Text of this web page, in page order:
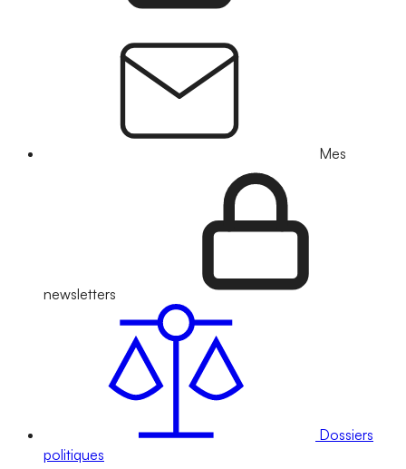
Mes
newsletters
Dossiers
politiques